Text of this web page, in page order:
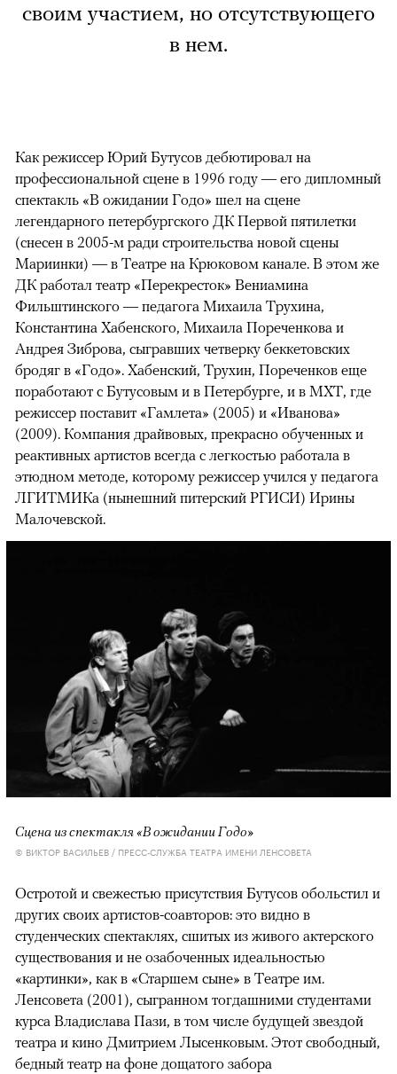
своим участием, но отсутствующего
в нем.
Как режиссер Юрий Бутусов дебютировал на
профессиональной сцене в 1996 году — его дипломный
спектакль «В ожидании Годо» шел на сцене
легендарного петербургского ДК Первой пятилетки
(снесен в 2005-м ради строительства новой сцены
Мариинки) — в Театре на Крюковом канале. В этом же
ДК работал театр «Перекресток» Вениамина
Фильштинского — педагога Михаила Трухина,
Константина Хабенского, Михаила Пореченкова и
Андрея Зиброва, сыгравших четверку беккетовских
бродяг в «Годо». Хабенский, Трухин, Пореченков еще
поработают с Бутусовым и в Петербурге, и в МХТ, где
режиссер поставит «Гамлета» (2005) и «Иванова»
(2009). Компания драйвовых, прекрасно обученных и
реактивных артистов всегда с легкостью работала в
этюдном методе, которому режиссер учился у педагога
ЛГИТМИКа (нынешний питерский РГИСИ) Ирины
Малочевской.
Сцена из спектакля «В ожидании Годо»
© ВИКТОР ВАСИЛЬЕВ / ПРЕСС-СЛУЖБА ТЕАТРА ИМЕНИ ЛЕНСОВЕТА
Остротой и свежестью присутствия Бутусов обольстил и
других своих артистов-соавторов: это видно в
студенческих спектаклях, сшитых из живого актерского
существования и не озабоченных идеальностью
«картинки», как в «Старшем сыне» в Театре им.
Ленсовета (2001), сыгранном тогдашними студентами
курса Владислава Пази, в том числе будущей звездой
театра и кино Дмитрием Лысенковым. Этот свободный,
бедный театр на фоне дощатого забора